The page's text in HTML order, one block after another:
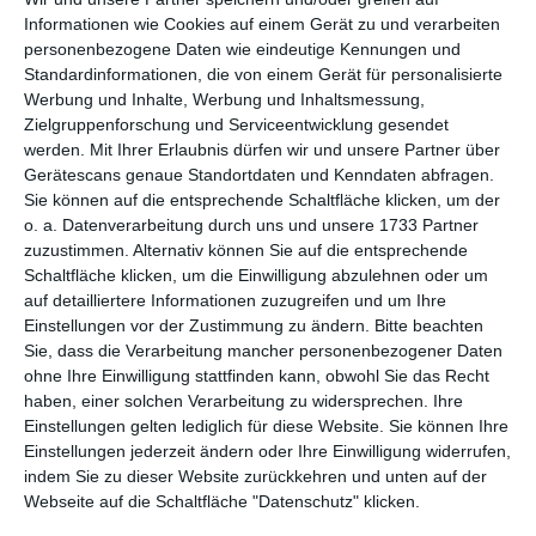
Informationen wie Cookies auf einem Gerät zu und verarbeiten
personenbezogene Daten wie eindeutige Kennungen und
Standardinformationen, die von einem Gerät für personalisierte
Werbung und Inhalte, Werbung und Inhaltsmessung,
Zielgruppenforschung und Serviceentwicklung gesendet
werden.
Mit Ihrer Erlaubnis dürfen wir und unsere Partner über
Gerätescans genaue Standortdaten und Kenndaten abfragen.
Sie können auf die entsprechende Schaltfläche klicken, um der
o. a. Datenverarbeitung durch uns und unsere 1733 Partner
zuzustimmen. Alternativ können Sie auf die entsprechende
Schaltfläche klicken, um die Einwilligung abzulehnen oder um
auf detailliertere Informationen zuzugreifen und um Ihre
Einstellungen vor der Zustimmung zu ändern.
Bitte beachten
Sie, dass die Verarbeitung mancher personenbezogener Daten
ohne Ihre Einwilligung stattfinden kann, obwohl Sie das Recht
haben, einer solchen Verarbeitung zu widersprechen. Ihre
Einstellungen gelten lediglich für diese Website. Sie können Ihre
Einstellungen jederzeit ändern oder Ihre Einwilligung widerrufen,
indem Sie zu dieser Website zurückkehren und unten auf der
Webseite auf die Schaltfläche "Datenschutz" klicken.
TEILEN
Facebook, Twitter, WhatsApp, ...
WEITERE KARTEN IN DIESEN
KATEGORIEN ANSEHEN
Feiertage, Festtage
Karneval